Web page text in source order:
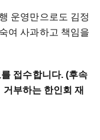
운영만으로도 김정
여 사과하고 책임을
접수합니다. (후속
부하는 한인회 재